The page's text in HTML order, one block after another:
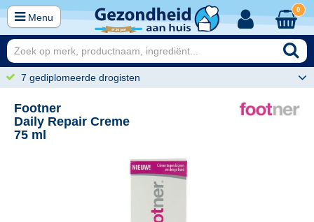
Menu
0
7 gediplomeerde drogisten
Footner
Daily Repair Creme
75 ml